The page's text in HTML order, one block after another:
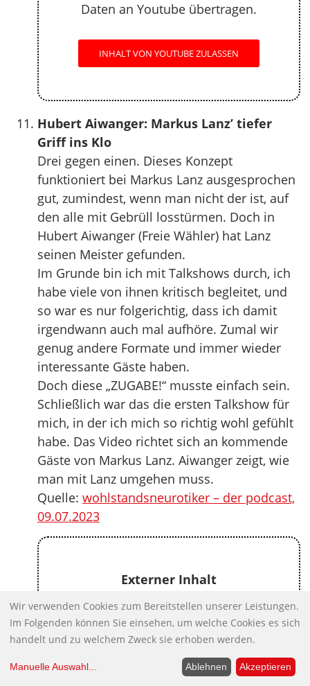
Daten an Youtube übertragen.
INHALT VON YOUTUBE ZULASSEN
Hubert Aiwanger: Markus Lanz’ tiefer
Griff ins Klo
Drei gegen einen. Dieses Konzept
funktioniert bei Markus Lanz ausgesprochen
gut, zumindest, wenn man nicht der ist, auf
den alle mit Gebrüll losstürmen. Doch in
Hubert Aiwanger (Freie Wähler) hat Lanz
seinen Meister gefunden.
Im Grunde bin ich mit Talkshows durch, ich
habe viele von ihnen kritisch begleitet, und
so war es nur folgerichtig, dass ich damit
irgendwann auch mal aufhöre. Zumal wir
genug andere Formate und immer wieder
interessante Gäste haben.
Doch diese „ZUGABE!“ musste einfach sein.
Schließlich war das die ersten Talkshow für
mich, in der ich mich so richtig wohl gefühlt
habe. Das Video richtet sich an kommende
Gäste von Markus Lanz. Aiwanger zeigt, wie
man mit Lanz umgehen muss.
Quelle: wohlstandsneurotiker – der podcast,
09.07.2023
Externer Inhalt
Beim Laden des Videos werden
Daten an Youtube übertragen.
INHALT VON YOUTUBE ZULASSEN
Wir verwenden Cookies zum Bereitstellen unserer Leistungen.
Im Folgenden können Sie einsehen, um welche Cookies es sich
handelt und zu welchem Zweck sie erhoben werden.
Manuelle Auswahl... Ablehnen Akzeptieren